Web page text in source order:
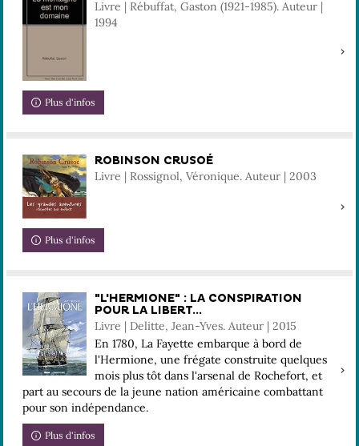
Livre | Rébuffat, Gaston (1921-1985). Auteur |
1994
Plus d'infos
ROBINSON CRUSOÉ
Livre | Rossignol, Véronique. Auteur | 2003
Plus d'infos
"L'HERMIONE" : LA CONSPIRATION
POUR LA LIBERT...
Livre | Delitte, Jean-Yves. Auteur | 2015
En 1780, La Fayette embarque à bord de
l'Hermione, une frégate construite quelques
mois plus tôt dans l'arsenal de Rochefort, et
part au secours de la jeune nation américaine combattant
pour son indépendance.
Plus d'infos